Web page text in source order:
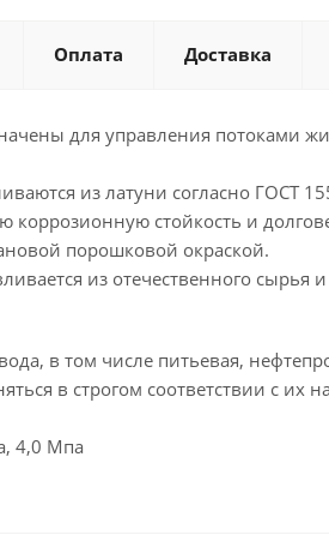
Оплата Доставка
для управления потоками
из латуни согласно ГОСТ
коррозионную стойкость и
порошковой окраской.
из отечественного сырья
в том числе питьевая,
в строгом соответствии с их
4,0 Мпа